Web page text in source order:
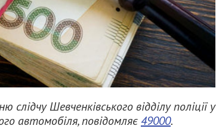
Шевченківського відділу поліції у
автомобіля, повідомляє49000.